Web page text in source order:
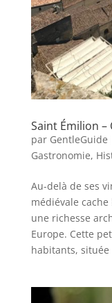
Saint Émilion –
par GentleGuide
Gastronomie,
Au-delà de ses
médiévale
une richesse
Europe. Cette
habitants, située